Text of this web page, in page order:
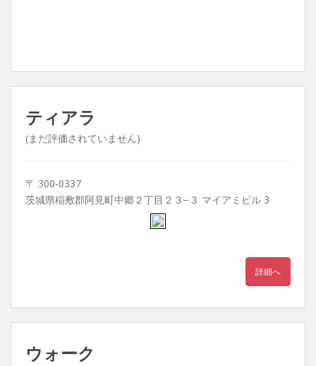
ティアラ
(まだ評価されていません)
〒 300-0337
茨城県稲敷郡阿見町中郷２丁目２３−３ マイアミビル 3
詳細へ
ウォーク